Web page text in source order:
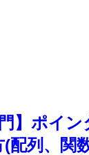
門】ポイ
配列、関